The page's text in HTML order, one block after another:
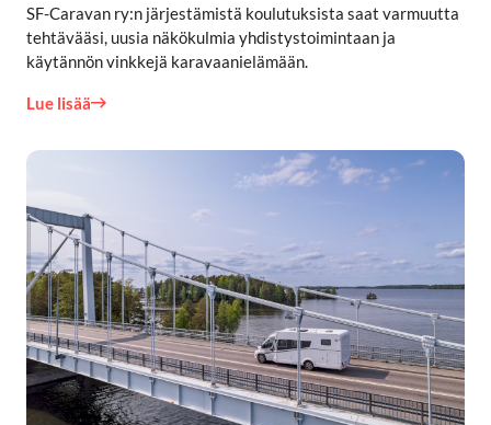
SF-Caravan ry:n järjestämistä koulutuksista saat varmuutta
tehtävääsi, uusia näkökulmia yhdistystoimintaan ja
käytännön vinkkejä karavaanielämään.
Lue lisää